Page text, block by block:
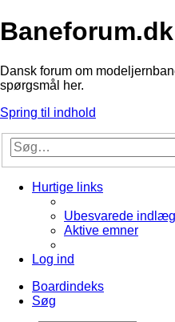
Baneforum.dk
Dansk forum om
spørgsmål her.
Spring til indhold
Hurtige links
Ubesvarede indlæg
Aktive emner
Log ind
Boardindeks
Søg